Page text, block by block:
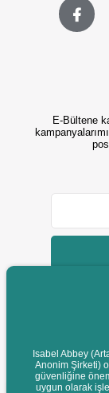
E-Bültene
© 2022
Destek
Isabel Abbey
Anonim Şirketi)
güvenliğine
uygun olarak